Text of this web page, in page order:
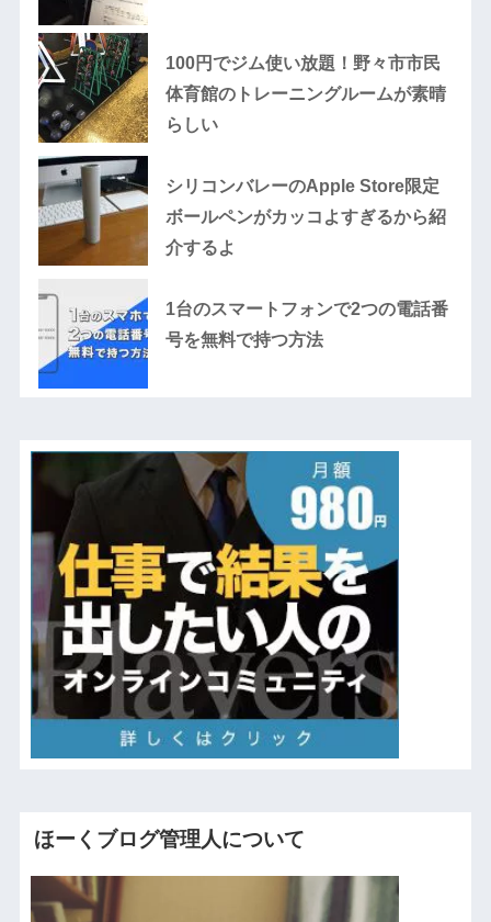
100円でジム使い放題！野々市市民
体育館のトレーニングルームが素晴
らしい
シリコンバレーのApple Store限定
ボールペンがカッコよすぎるから紹
介するよ
1台のスマートフォンで2つの電話番
号を無料で持つ方法
ほーくブログ管理人について